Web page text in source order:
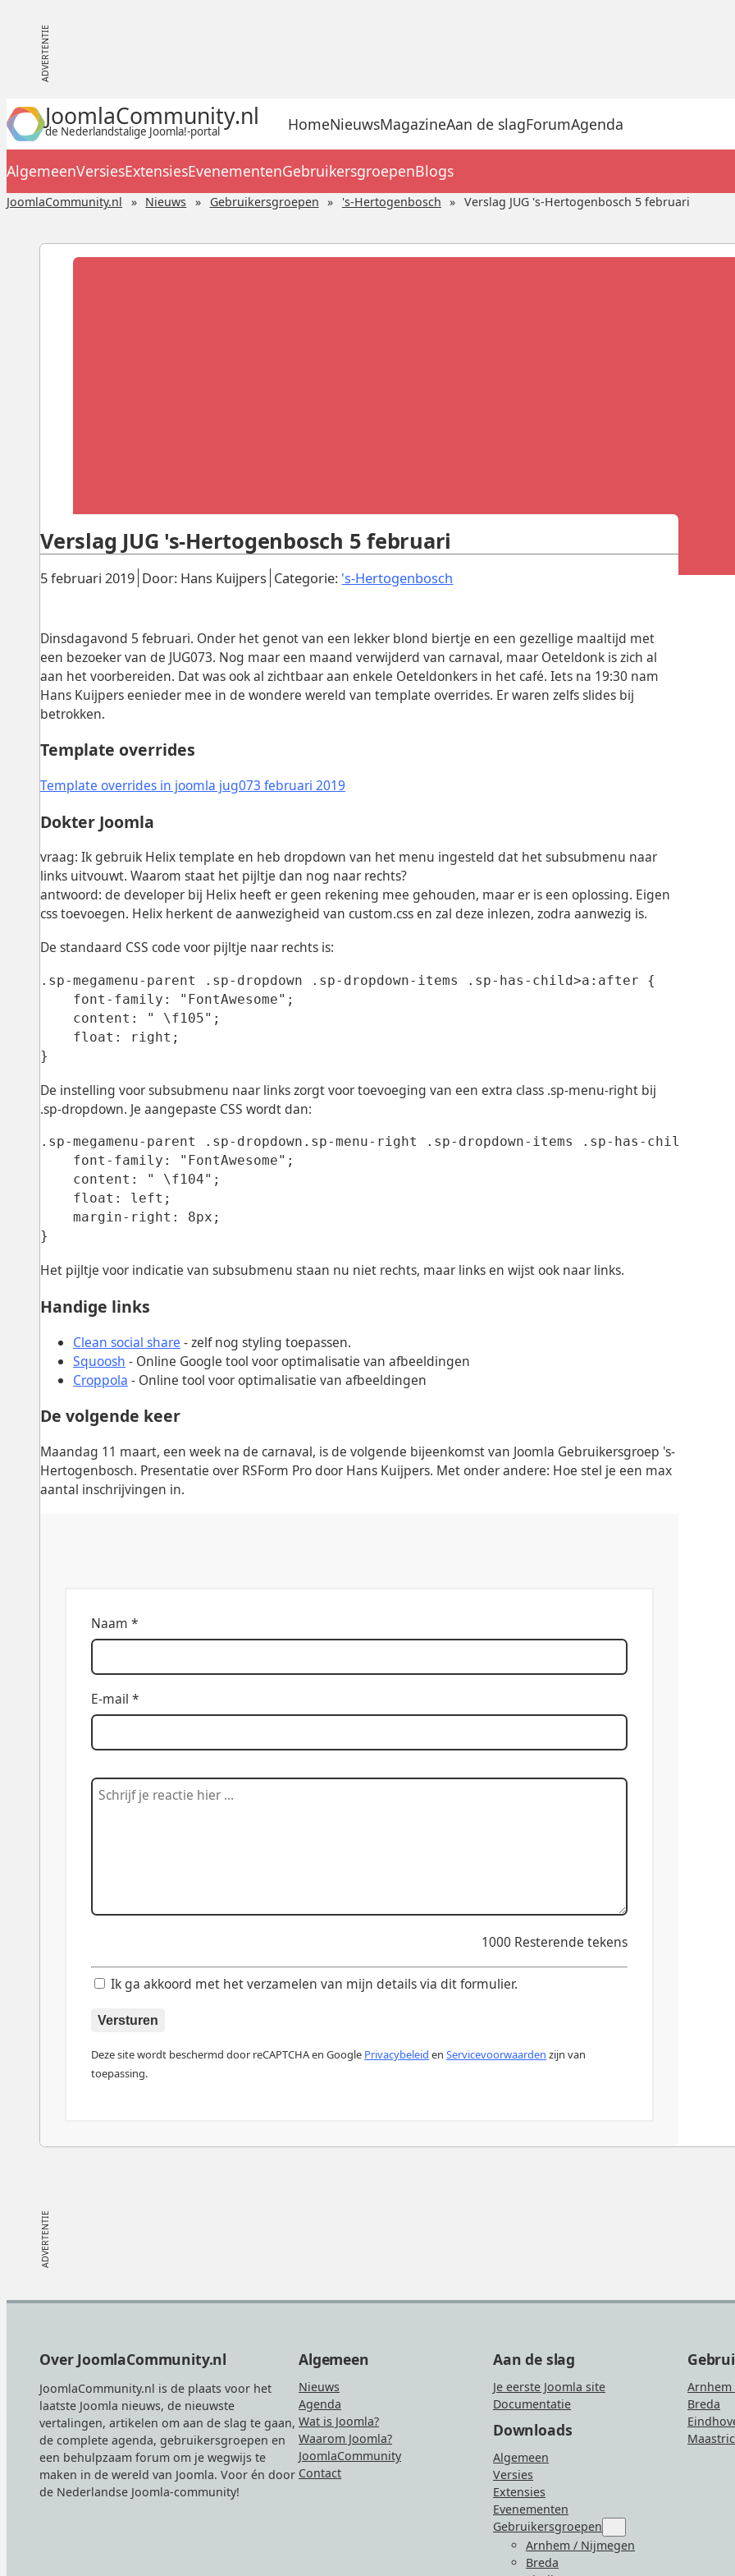
JoomlaCommunity.nl
de Nederlandstalige Joomla!-portal HomeNieuwsMagazineAan de slagForumAgenda
AlgemeenVersiesExtensiesEvenementenGebruikersgroepenBlogs
JoomlaCommunity.nl Nieuws Gebruikersgroepen 's-Hertogenbosch Verslag JUG 's-Hertogenbosch 5 februari
Gepubliceerd:
5 februari 2019. Door: Hans Kuijpers Categorie: 's-Hertogenbosch
Verslag JUG 's-Hertogenbosch 5 februari
Dinsdagavond 5 februari. Onder het genot van een lekker blond biertje en een gezellige maaltijd met
een bezoeker van de JUG073. Nog maar een maand verwijderd van carnaval, maar Oeteldonk is zich al
aan het voorbereiden. Dat was ook al zichtbaar aan enkele Oeteldonkers in het café. Iets na 19:30 nam
Hans Kuijpers eenieder mee in de wondere wereld van template overrides. Er waren zelfs slides bij
betrokken.
Template overrides
Template overrides in joomla jug073 februari 2019
Dokter Joomla
vraag: Ik gebruik Helix template en heb dropdown van het menu ingesteld dat het subsubmenu naar
links uitvouwt. Waarom staat het pijltje dan nog naar rechts?
antwoord: de developer bij Helix heeft er geen rekening mee gehouden, maar er is een oplossing. Eigen
css toevoegen. Helix herkent de aanwezigheid van custom.css en zal deze inlezen, zodra aanwezig is.
De standaard CSS code voor pijltje naar rechts is:
.sp-megamenu-parent .sp-dropdown .sp-dropdown-items .sp-has-child>a:after {
    font-family: "FontAwesome";
    content: " \f105";
    float: right;
}
De instelling voor subsubmenu naar links zorgt voor toevoeging van een extra class .sp-menu-right bij
.sp-dropdown. Je aangepaste CSS wordt dan:
.sp-megamenu-parent .sp-dropdown.sp-menu-right .sp-dropdown-items .sp-has-
    font-family: "FontAwesome";
    content: " \f104";
    float: left;
    margin-right: 8px;
}
Het pijltje voor indicatie van subsubmenu staan nu niet rechts, maar links en wijst ook naar links.
Handige links
Clean social share - zelf nog styling toepassen.
Squoosh - Online Google tool voor optimalisatie van afbeeldingen
Croppola - Online tool voor optimalisatie van afbeeldingen
De volgende keer
Maandag 11 maart, een week na de carnaval, is de volgende bijeenkomst van Joomla Gebruikersgroep 's-
Hertogenbosch. Presentatie over RSForm Pro door Hans Kuijpers. Met onder andere: Hoe stel je een max
aantal inschrijvingen in.
Naam *
E-mail *
1000 Resterende tekens
Ik ga akkoord met het verzamelen van mijn details via dit formulier.
Versturen
Deze site wordt beschermd door reCAPTCHA en Google Privacybeleid enServicevoorwaarden zijn van
toepassing.
Over JoomlaCommunity.nl
JoomlaCommunity.nl is de plaats voor het
laatste Joomla nieuws, de nieuwste
vertalingen, artikelen om aan de slag te gaan,
de complete agenda, gebruikersgroepen en
een behulpzaam forum om je wegwijs te
maken in de wereld van Joomla. Voor én door
de Nederlandse Joomla-community!
Algemeen
Nieuws
Agenda
Wat is Joomla?
Waarom Joomla?
JoomlaCommunity
Contact
Aan de slag
Je eerste Joomla site
Documentatie
Downloads
Algemeen
Versies
Extensies
Evenementen
Gebruikersgroepen
for
“Gebruikersgroepen”
Arnhem / Nijmegen
Breda
Breda